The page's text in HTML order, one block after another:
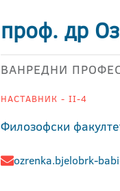
проф. др
ВАНРЕДНИ
НАСТАВНИК - II-4
Филозофски
ozrenka.bjelobrk-